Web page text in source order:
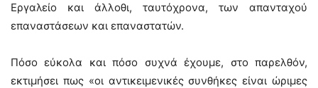
Εργαλείο και άλλοθι, ταυτόχρονα, των απανταχού
επαναστάσεων και επαναστατών.
Πόσο εύκολα και πόσο συχνά έχουμε, στο παρελθόν,
εκτιμήσει πως «οι αντικειμενικές συνθήκες είναι ώριμες